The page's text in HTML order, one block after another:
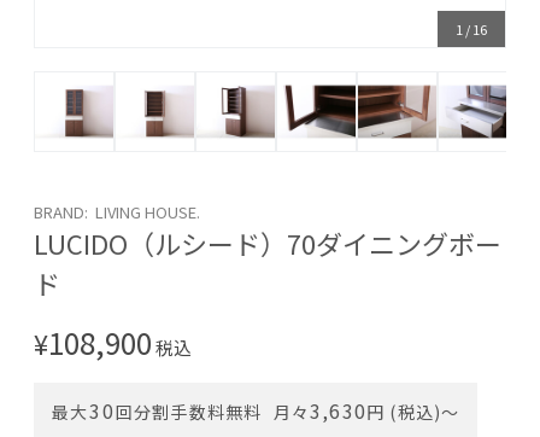
1 /16
BRAND: LIVING HOUSE.
LUCIDO（ルシード）70ダイニングボー
ド
¥108,900税込
最大30回分割手数料無料 月々3,630円 (税込)〜